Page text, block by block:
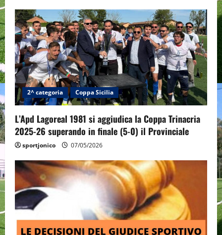
2^ categoria Coppa Sicilia
L’Apd Lagoreal 1981 si aggiudica la Coppa Trinacria
2025-26 superando in finale (5-0) il Provinciale
sportjonico 07/05/2026